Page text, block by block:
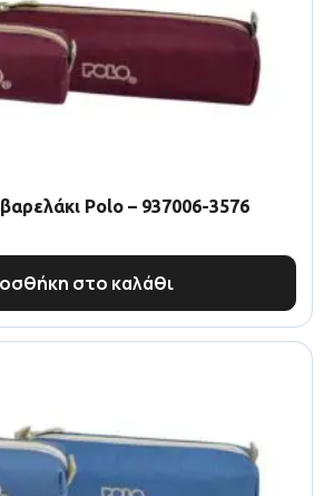
Polo – 937006-3576
στο καλάθι